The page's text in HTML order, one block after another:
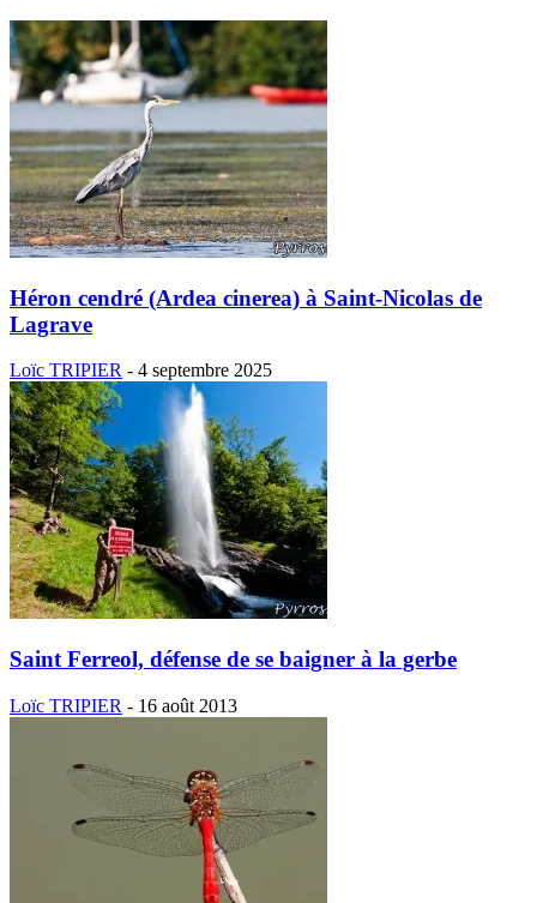
Héron cendré (Ardea cinerea) à Saint-Nicolas de
Lagrave
Loïc TRIPIER - 4 septembre 2025
Saint Ferreol, défense de se baigner à la gerbe
Loïc TRIPIER - 16 août 2013